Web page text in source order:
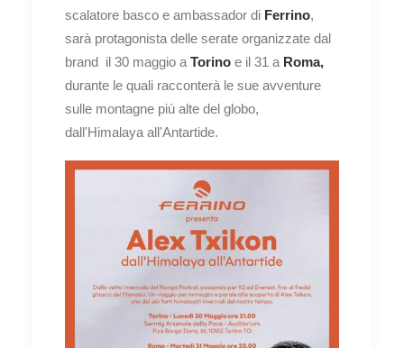
scalatore basco e ambassador di Ferrino,
sarà protagonista delle serate organizzate dal
brand il 30 maggio a Torino e il 31 a Roma,
durante le quali racconterà le sue avventure
sulle montagne più alte del globo,
dall'Himalaya all'Antartide.